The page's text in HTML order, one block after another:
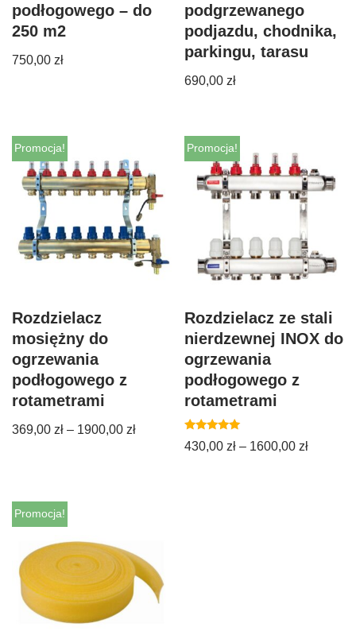
podłogowego – do
250 m2
750,00 zł
podgrzewanego
podjazdu, chodnika,
parkingu, tarasu
690,00zł
Promocja!
Rozdzielacz
mosiężny do
ogrzewania
podłogowego z
rotametrami
369,00 zł – 1900,00 zł
Promocja!
Rozdzielacz ze stali
nierdzewnej INOX do
ogrzewania
podłogowego z
rotametrami
Oceniono
5.00
430,00zł – 1600,00zł
Promocja!